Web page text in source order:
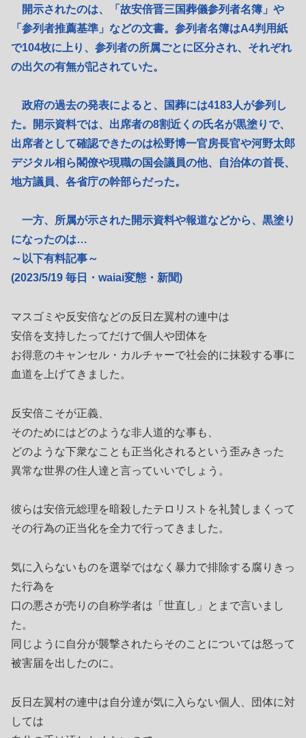
開示されたのは、「故安倍晋三国葬儀参列者名簿」や
「参列者推薦基準」などの文書。参列者名簿はA4判用紙
で104枚に上り、参列者の所属ごとに区分され、それぞれ
の出欠の有無が記されていた。
政府の過去の発表によると、国葬には4183人が参列し
た。開示資料では、出席者の8割近くの氏名が黒塗りで、
出席者として確認できたのは松野博一官房長官や河野太郎
デジタル相ら閣僚や現職の国会議員の他、自治体の首長、
地方議員、各省庁の幹部らだった。
一方、所属が示された開示資料や報道などから、黒塗り
になったのは…
～以下有料記事～
(2023/5/19 毎日・waiai変態・新聞)
マスゴミや反安倍などの反日左翼村の連中は
安倍を支持したってだけで個人や団体を
お得意のキャンセル・カルチャーで社会的に抹殺する事に
血道を上げてきました。
反安倍こそが正義、
そのためにはどのような非人道的な事も、
どのような下衆なことも正当化されるという歪みきった
異常な世界の住人達と言っていいでしょう。
彼らは安倍元総理を暗殺したテロリストを礼賛しまくって
その行為の正当化を全力で行ってきました。
気に入らないものを選挙ではなく暴力で排除する腐りきっ
た行為を
口の悪さが売りの自称学者は「世直し」とまで言いまし
た。
同じように自分が襲撃されたらそのことについては怒って
被害届を出したのに。
反日左翼村の連中は自分達が気に入らない個人、団体に対
しては